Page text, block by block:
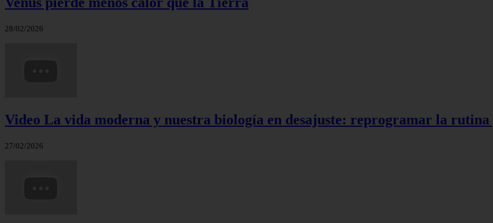
28/02/2026
Video La vida moderna y nuestra biología en desajuste: reprogramar la
27/02/2026